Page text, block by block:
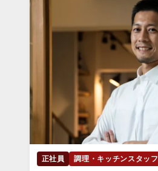
正社員 調理・キッチンスタッフ